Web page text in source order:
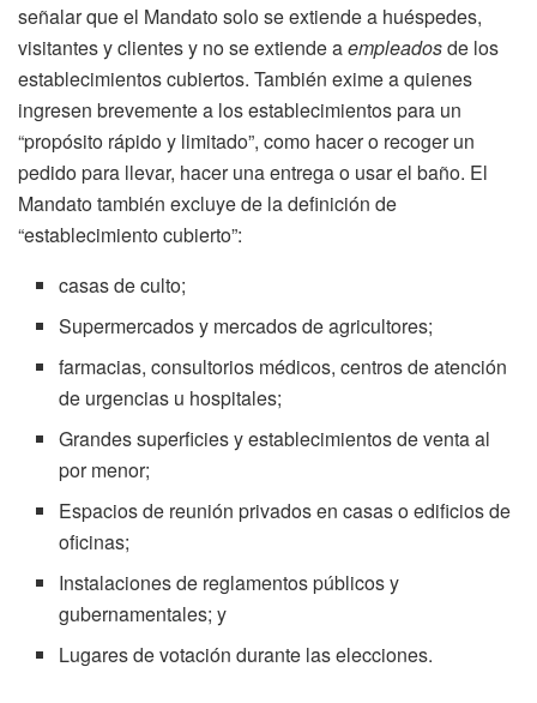
señalar que el Mandato solo se extiende a huéspedes,
visitantes y clientes y no se extiende aempleadosde los
establecimientos cubiertos. También exime a quienes
ingresen brevemente a los establecimientos para un
“propósito rápido y limitado”, como hacer o recoger un
pedido para llevar, hacer una entrega o usar el baño. El
Mandato también excluye de la definición de
“establecimiento cubierto”:
casas de culto;
Supermercados y mercados de agricultores;
farmacias, consultorios médicos, centros de atención
de urgencias u hospitales;
Grandes superficies y establecimientos de venta al
por menor;
Espacios de reunión privados en casas o edificios de
oficinas;
Instalaciones de reglamentos públicos y
gubernamentales; y
Lugares de votación durante las elecciones.